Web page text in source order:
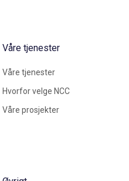
Våre tjenester
Våre tjenester
Hvorfor velge NCC
Våre prosjekter